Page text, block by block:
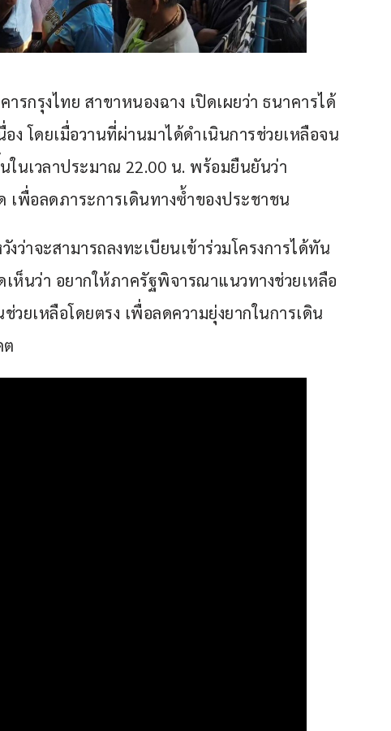
รกรุงไทย สาขาหนองฉาง เปิดเผยว่า ธนาคารได้
ง โดยเมื่อวานที่ผ่านมาได้ดำเนินการช่วยเหลือจน
ในเวลาประมาณ 22.00 น. พร้อมยืนยันว่า
เพื่อลดภาระการเดินทางซ้ำของประชาชน
ว่าจะสามารถลงทะเบียนเข้าร่วมโครงการได้ทัน
นว่า อยากให้ภาครัฐพิจารณาแนวทางช่วยเหลือ
วยเหลือโดยตรง เพื่อลดความยุ่งยากในการเดิน